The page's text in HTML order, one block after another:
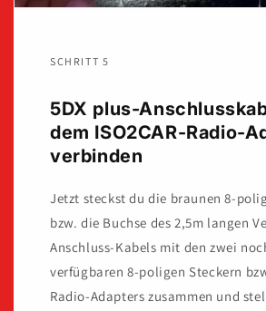
SCHRITT 5
5DX plus-
dem ISO2CAR-Radio-
verbinden
Jetzt steckst du die braunen 8-
bzw. die Buchse des 2,5m langen
Anschluss-Kabels mit den zwei
verfügbaren 8-poligen Steckern
Radio-Adapters zusammen und